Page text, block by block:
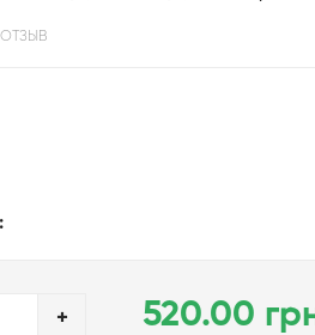
1 ОТЗЫВ
+ 520.00